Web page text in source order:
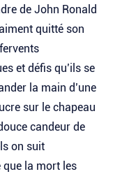
de John Ronald
quitté son
et défis qu’ils se
la main d’une
sur le chapeau
candeur de
on suit
que la mort les